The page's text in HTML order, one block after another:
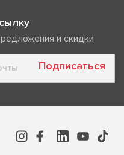
и скидки
Подписаться